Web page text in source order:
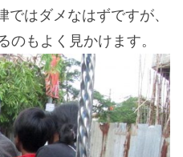
はダメなはずですが、
のもよく見かけます。